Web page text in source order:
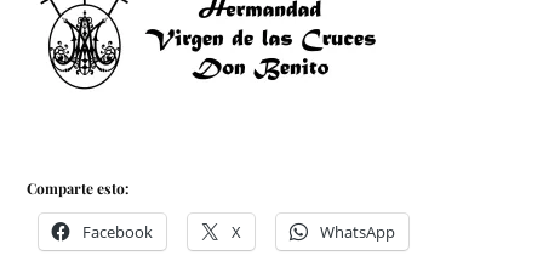
Comparte esto:
Facebook X WhatsApp